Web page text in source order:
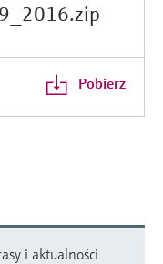
Pobierz
i aktualności